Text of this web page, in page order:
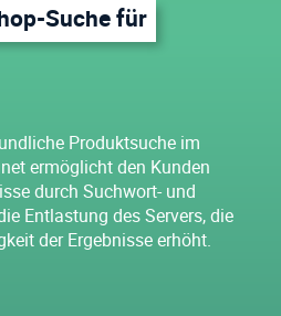
Suche für
Produktsuche im
ermöglicht den Kunden
durch Suchwort- und
Entlastung des Servers, die
der Ergebnisse erhöht.